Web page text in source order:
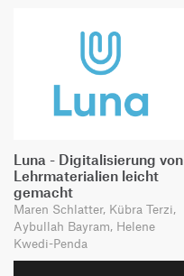
Luna - Digitalisierung von
Lehrmaterialien leicht
gemacht
Maren Schlatter, Kübra Terzi,
Aybullah Bayram, Helene
Kwedi-Penda